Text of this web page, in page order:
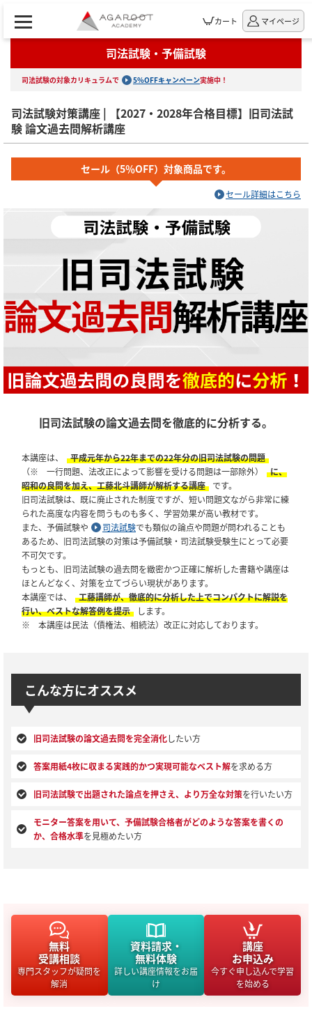
カート マイページ
司法試験・予備試験
司法試験の対象カリキュラムで 5%OFFキャンペーン実施中！
司法試験対策講座 | 【2027・2028年合格目標】旧司法試
験 論文過去問解析講座
セール（5％OFF）対象商品です。
セール詳細はこちら
旧司法試験の論文過去問を徹底的に分析する。
本講座は、
平成元年から22年までの22年分の旧司法試験の問題
（※ 一行問題、法改正によって影響を受ける問題は一部除外）
に、
昭和の良問を加え、工藤北斗講師が解析する講座
です。
旧司法試験は、既に廃止された制度ですが、短い問題文ながら非常に練
られた高度な内容を問うものも多く、学習効果が高い教材です。
また、予備試験や
司法試験でも類似の論点や問題が問われることも
あるため、旧司法試験の対策は予備試験・司法試験受験生にとって必要
不可欠です。
もっとも、旧司法試験の過去問を緻密かつ正確に解析した書籍や講座は
ほとんどなく、対策を立てづらい現状があります。
本講座では、
工藤講師が、徹底的に分析した上でコンパクトに解説を
行い、ベストな解答例を提示
します。
※ 本講座は民法（債権法、相続法）改正に対応しております。
こんな方にオススメ
旧司法試験の論文過去問を完全消化したい方
答案用紙4枚に収まる実践的かつ実現可能なベスト解を求める方
旧司法試験で出題された論点を押さえ、より万全な対策を行いたい方
モニター答案を用いて、予備試験合格者がどのような答案を書くの
か、合格水準を見極めたい方
無料
受講相談
専門スタッフが疑問を
解消
資料請求・
無料体験
詳しい講座情報をお届
け
講座
お申込み
今すぐ申し込んで学習
を始める